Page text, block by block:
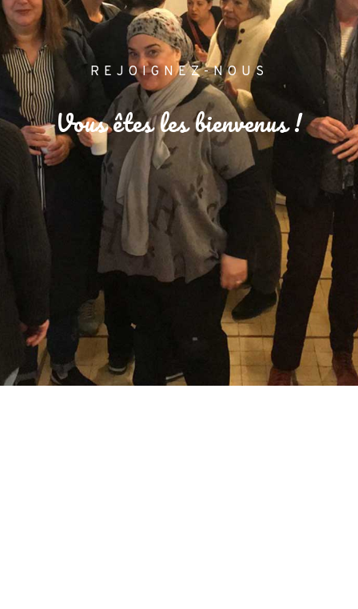
REJOIGNEZ-NOUS
Vous êtes les bienvenus !